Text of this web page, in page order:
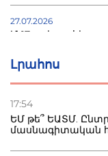
Լրահոս
17:54
ԵՄ թե՞ ԵԱՏՄ.
մասնագիտական
27.07.2026
Մ-17 աշխարհի
22.07.2026
տուժածներ կան